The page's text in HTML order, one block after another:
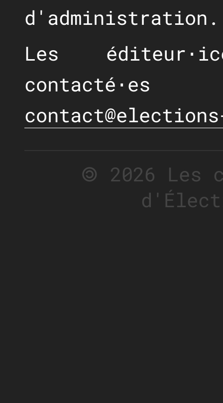
d'administration.
Les
🄯 2026 Les